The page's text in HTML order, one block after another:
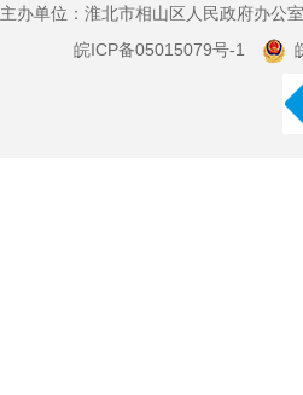
主办单位：淮北市相山区人民政府办
皖ICP备05015079号-1